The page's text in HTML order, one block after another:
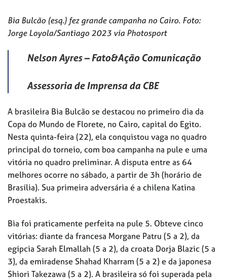
Bia Bulcão (esq.) fez grande campanha no Cairo. Foto:
Jorge Loyola/Santiago 2023 vía Photosport
Nelson Ayres – Fato&Ação Comunicação
Assessoria de Imprensa da CBE
A brasileira Bia Bulcão se destacou no primeiro dia da
Copa do Mundo de Florete, no Cairo, capital do Egito.
Nesta quinta-feira (22), ela conquistou vaga no quadro
principal do torneio, com boa campanha na pule e uma
vitória no quadro preliminar. A disputa entre as 64
melhores ocorre no sábado, a partir de 3h (horário de
Brasília). Sua primeira adversária é a chilena Katina
Proestakis.
Bia foi praticamente perfeita na pule 5. Obteve cinco
vitórias: diante da francesa Morgane Patru (5 a 2), da
egípcia Sarah Elmallah (5 a 2), da croata Dorja Blazic (5 a
3), da emiradense Shahad Kharram (5 a 2) e da japonesa
Shiori Takezawa (5 a 2). A brasileira só foi superada pela